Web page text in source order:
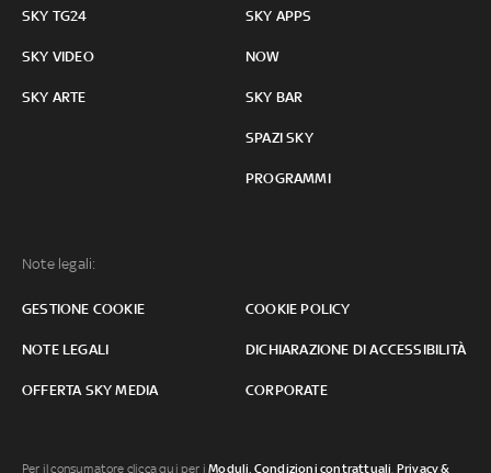
SKY TG24
SKY VIDEO
SKY ARTE
SKY APPS
NOW
SKY BAR
SPAZI SKY
PROGRAMMI
Note legali:
GESTIONE COOKIE COOKIE POLICY
NOTE LEGALI DICHIARAZIONE DI ACCESSIBILITÀ
OFFERTA SKY MEDIA CORPORATE
Per il consumatore clicca qui per iModuli, Condizioni contrattuali, Privacy &